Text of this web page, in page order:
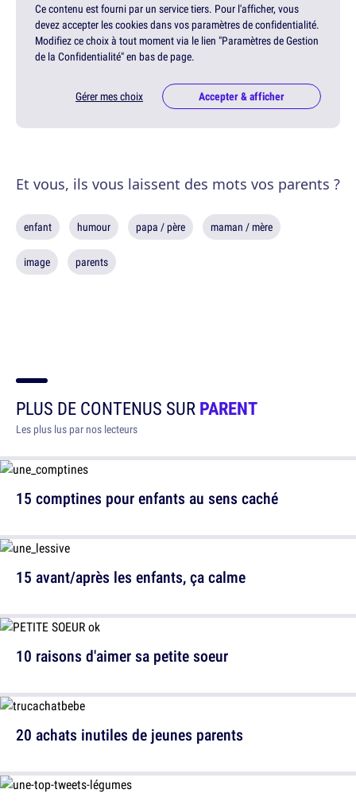
Ce contenu est fourni par un service tiers. Pour l'afficher, vous
devez accepter les cookies dans vos paramètres de confidentialité.
Modifiez ce choix à tout moment via le lien "Paramètres de Gestion
de la Confidentialité" en bas de page.
Gérer mes choix Accepter & afficher
Et vous, ils vous laissent des mots vos parents ?
enfant humour papa / père maman / mère
image parents
PLUS DE CONTENUS SURPARENT
Les plus lus par nos lecteurs
15 comptines pour enfants au sens caché
10 raisons d'aimer sa petite soeur
15 avant/après les enfants, ça calme
20 achats inutiles de jeunes parents